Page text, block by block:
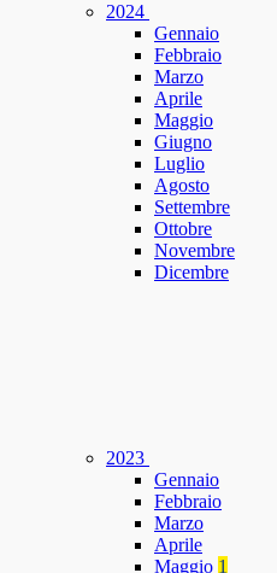
2024
Gennaio
Febbraio
Marzo
Aprile
Maggio
Giugno
Luglio
Agosto
Settembre
Ottobre
Novembre
Dicembre
2023
Gennaio
Febbraio
Marzo
Aprile
Maggio 1